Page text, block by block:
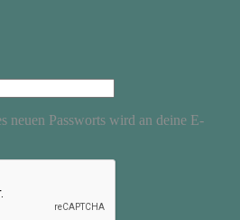
neuen Passworts wird an deine E-